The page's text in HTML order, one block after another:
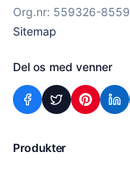
Org.nr: 559326-8559
Sitemap
Del os med venner
Produkter